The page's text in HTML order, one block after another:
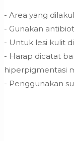
- Area yang
- Gunakan
- Untuk lesi kulit
- Harap dicatat
hiperpigmentasi
- Penggunakan